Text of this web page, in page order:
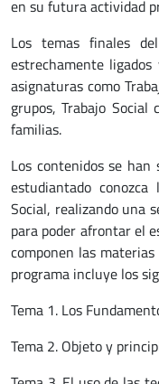
en su futura actividad
Los temas finales
estrechamente
asignaturas como
grupos, Trabajo Social
familias.
Los contenidos se
estudiantado
Social, realizando una
para poder afrontar el
componen las
programa incluye los
Tema 1. Los
Tema 2. Objeto y